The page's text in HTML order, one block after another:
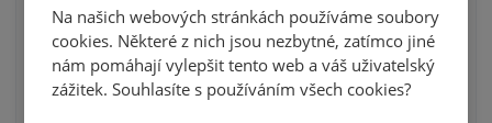
Na našich webových stránkách používáme soubory
cookies. Některé z nich jsou nezbytné, zatímco jiné
nám pomáhají vylepšit tento web a váš uživatelský
zážitek. Souhlasíte s používáním všech cookies?